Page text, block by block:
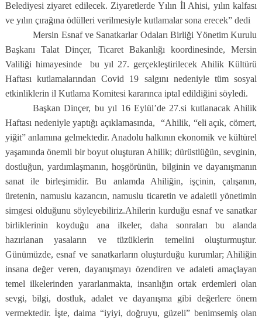
Belediyesi ziyaret edilecek. Ziyaretlerde Yılın İl Ahisi, yılın kalfası
ve yılın çırağına ödülleri verilmesiyle kutlamalar sona erecek” dedi
Mersin Esnaf ve Sanatkarlar Odaları Birliği Yönetim Kurulu
Başkanı Talat Dinçer, Ticaret Bakanlığı koordinesinde, Mersin
Valiliği himayesinde bu yıl 27. gerçekleştirilecek Ahilik Kültürü
Haftası kutlamalarından Covid 19 salgını nedeniyle tüm sosyal
etkinliklerin il Kutlama Komitesi kararınca iptal edildiğini söyledi.
Başkan Dinçer, bu yıl 16 Eylül’de 27.si kutlanacak Ahilik
Haftası nedeniyle yaptığı açıklamasında, “Ahilik, “eli açık, cömert,
yiğit” anlamına gelmektedir. Anadolu halkının ekonomik ve kültürel
yaşamında önemli bir boyut oluşturan Ahilik; dürüstlüğün, sevginin,
dostluğun, yardımlaşmanın, hoşgörünün, bilginin ve dayanışmanın
sanat ile birleşimidir. Bu anlamda Ahiliğin, işçinin, çalışanın,
üretenin, namuslu kazancın, namuslu ticaretin ve adaletli yönetimin
simgesi olduğunu söyleyebiliriz.Ahilerin kurduğu esnaf ve sanatkar
birliklerinin koyduğu ana ilkeler, daha sonraları bu alanda
hazırlanan yasaların ve tüzüklerin temelini oluşturmuştur.
Günümüzde, esnaf ve sanatkarların oluşturduğu kurumlar; Ahiliğin
insana değer veren, dayanışmayı özendiren ve adaleti amaçlayan
temel ilkelerinden yararlanmakta, insanlığın ortak erdemleri olan
sevgi, bilgi, dostluk, adalet ve dayanışma gibi değerlere önem
vermektedir. İşte, daima “iyiyi, doğruyu, güzeli” benimsemiş olan